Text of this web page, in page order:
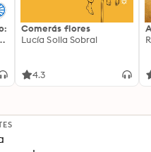
Comerás flores
Lucía Solla Sobral
4.3